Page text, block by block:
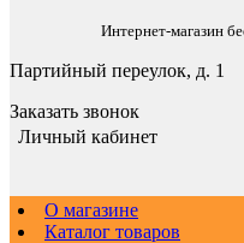
Интернет-магазин
Партийный переулок, д. 1
Заказать звонок
Личный кабинет
О магазине
Каталог товаров